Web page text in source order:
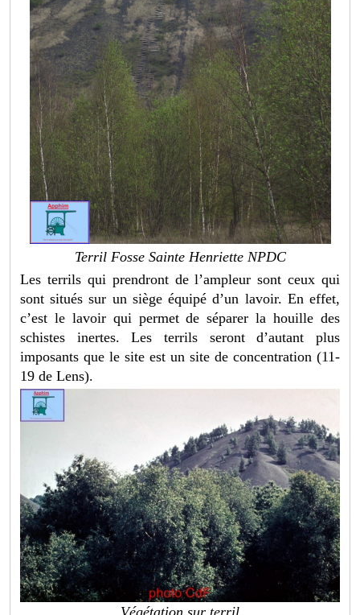
Terril Fosse Sainte Henriette NPDC
Les terrils qui prendront de l’ampleur sont ceux qui
sont situés sur un siège équipé d’un lavoir. En effet,
c’est le lavoir qui permet de séparer la houille des
schistes inertes. Les terrils seront d’autant plus
imposants que le site est un site de concentration (11-
19 de Lens).